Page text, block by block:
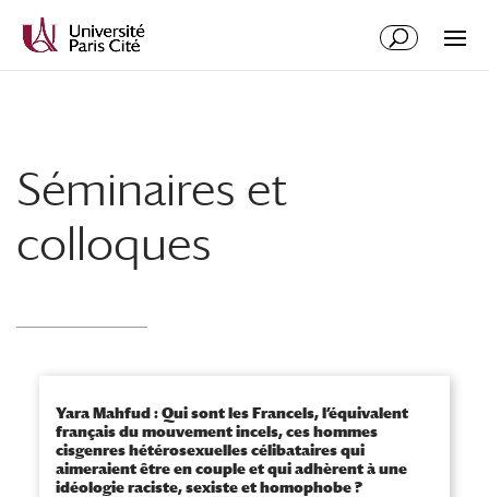
contenu
Séminaires et
colloques
Yara Mahfud : Qui sont les Francels, l’équivalent
français du mouvement incels, ces hommes
cisgenres hétérosexuelles célibataires qui
aimeraient être en couple et qui adhèrent à une
idéologie raciste, sexiste et homophobe ?